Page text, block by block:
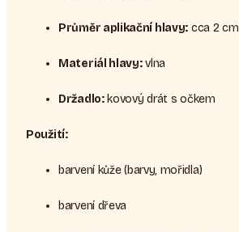
Průměr aplikační hlavy: cca 2 cm
Materiál hlavy:vlna
Držadlo:kovový drát s očkem
Použití:
barvení kůže (barvy, mořidla)
barvení dřeva